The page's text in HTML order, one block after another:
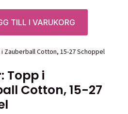
TILL I VARUKORG
Topp i
Cotton, 15-27